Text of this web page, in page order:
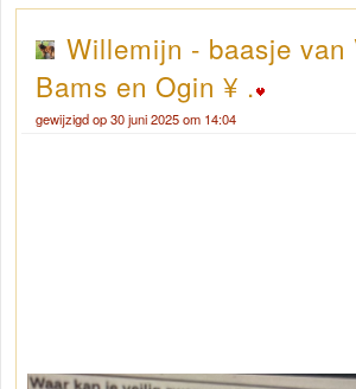
Willemijn - baasje van
Bams en Ogin ¥ .
gewijzigd op 30 juni 2025 om 14:04